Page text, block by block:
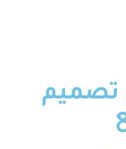
تصميم